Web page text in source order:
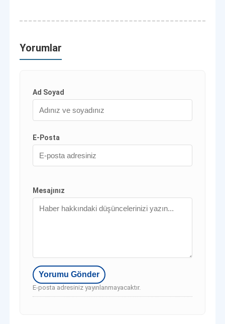
Yorumlar
Ad Soyad
E-Posta
Mesajınız
E-posta adresiniz yayınlanmayacaktır.